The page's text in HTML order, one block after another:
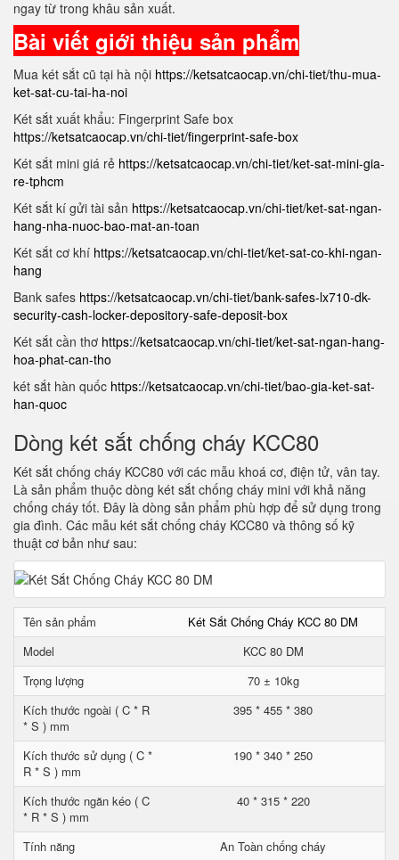
ngay từ trong khâu sản xuất.
Bài viết giới thiệu sản phẩm
Mua két sắt cũ tại hà nội https://ketsatcaocap.vn/chi-tiet/thu-mua-
ket-sat-cu-tai-ha-noi
Két sắt xuất khẩu: Fingerprint Safe box
https://ketsatcaocap.vn/chi-tiet/fingerprint-safe-box
Két sắt mini giá rẻ https://ketsatcaocap.vn/chi-tiet/ket-sat-mini-gia-
re-tphcm
Két sắt kí gửi tài sản https://ketsatcaocap.vn/chi-tiet/ket-sat-ngan-
hang-nha-nuoc-bao-mat-an-toan
Két sắt cơ khí https://ketsatcaocap.vn/chi-tiet/ket-sat-co-khi-ngan-
hang
Bank safes https://ketsatcaocap.vn/chi-tiet/bank-safes-lx710-dk-
security-cash-locker-depository-safe-deposit-box
Két sắt cần thơ https://ketsatcaocap.vn/chi-tiet/ket-sat-ngan-hang-
hoa-phat-can-tho
két sắt hàn quốc https://ketsatcaocap.vn/chi-tiet/bao-gia-ket-sat-
han-quoc
Dòng két sắt chống cháy KCC80
Két sắt chống cháy KCC80 với các mẫu khoá cơ, điện tử, vân tay.
Là sản phẩm thuộc dòng két sắt chống cháy mini với khả năng
chống cháy tốt. Đây là dòng sản phẩm phù hợp để sử dụng trong
gia đình. Các mẫu két sắt chống cháy KCC80 và thông số kỹ
thuật cơ bản như sau:
Tên sản phẩm
Két Sắt Chống Cháy KCC 80 DM
Model
KCC 80 DM
Trọng lượng
70 ± 10kg
Kích thước ngoài ( C * R
* S ) mm
395 * 455 * 380
Kích thước sử dụng ( C *
R * S ) mm
190 * 340 * 250
Kích thước ngăn kéo ( C
* R * S ) mm
40 * 315 * 220
Tính năng
An Toàn chống cháy